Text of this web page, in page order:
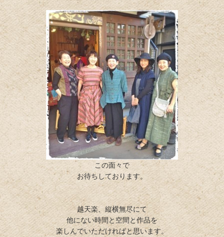
この面々で
お待ちしております。
越天楽、縦横無尽にて
他にない時間と空間と作品を
楽しんでいただければと思います。